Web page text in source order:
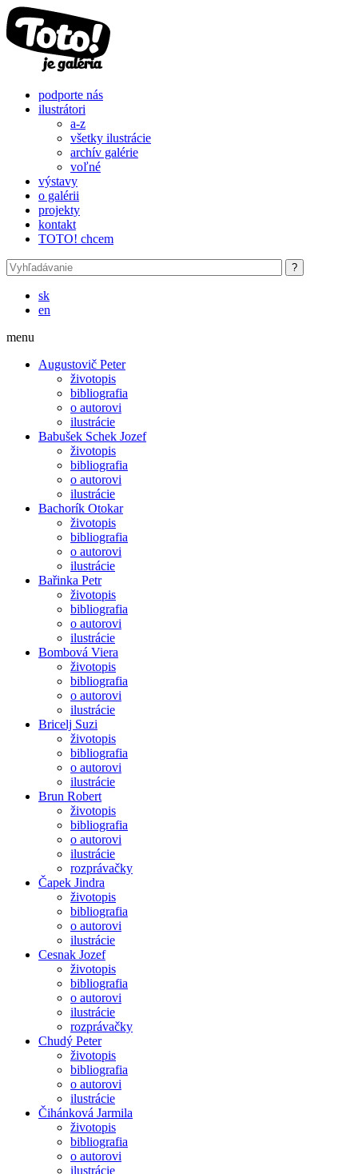
Skočiť na hlavný obsah
podporte nás
ilustrátori
a-z
všetky ilustrácie
archív galérie
voľné
výstavy
o galérii
projekty
kontakt
TOTO! chcem
sk
en
menu
Augustovič Peter
životopis
bibliografia
o autorovi
ilustrácie
Babušek Schek Jozef
životopis
bibliografia
o autorovi
ilustrácie
Bachorík Otokar
životopis
bibliografia
o autorovi
ilustrácie
Bařinka Petr
životopis
bibliografia
o autorovi
ilustrácie
Bombová Viera
životopis
bibliografia
o autorovi
ilustrácie
Bricelj Suzi
životopis
bibliografia
o autorovi
ilustrácie
Brun Robert
životopis
bibliografia
o autorovi
ilustrácie
rozprávačky
Čapek Jindra
životopis
bibliografia
o autorovi
ilustrácie
Cesnak Jozef
životopis
bibliografia
o autorovi
ilustrácie
rozprávačky
Chudý Peter
životopis
bibliografia
o autorovi
ilustrácie
Čihánková Jarmila
životopis
bibliografia
o autorovi
ilustrácie